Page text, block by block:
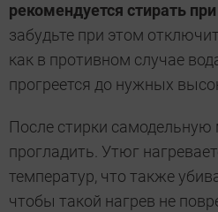
рекомендуется стирать
забудьте при этом
как в противном случае
прогреется до нужных
После стирки
прогладить. Утюг
температур, что также
чтобы такой нагрев не